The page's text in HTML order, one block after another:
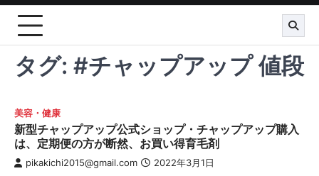
タグ: #チャップアップ 値段
美容・健康
新型チャップアップ公式ショップ・チャップアップ購入
は、定期便の方が断然、お買い得育毛剤
pikakichi2015@gmail.com 2022年3月1日